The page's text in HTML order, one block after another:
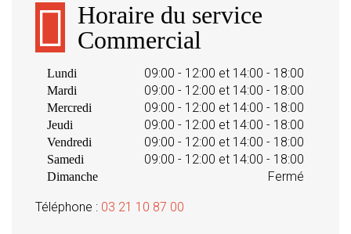
Horaire du service
Commercial
Lundi 09:00 - 12:00 et 14:00 - 18:00
Mardi 09:00 - 12:00 et 14:00 - 18:00
Mercredi 09:00 - 12:00 et 14:00 - 18:00
Jeudi 09:00 - 12:00 et 14:00 - 18:00
Vendredi 09:00 - 12:00 et 14:00 - 18:00
Samedi 09:00 - 12:00 et 14:00 - 18:00
Dimanche Fermé
Téléphone : 03 21 10 87 00